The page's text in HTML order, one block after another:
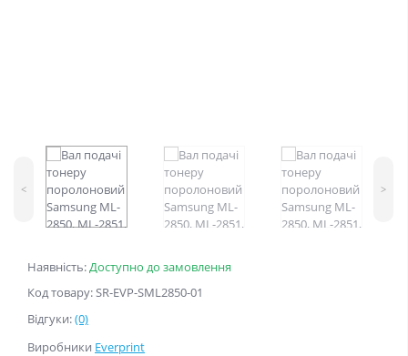
Наявність:Доступно до замовлення
Код товару: SR-EVP-SML2850-01
Відгуки:(0)
Виробники Everprint
< >